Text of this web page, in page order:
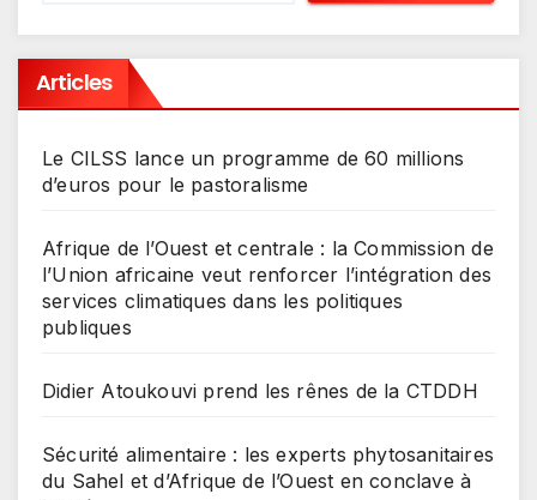
Articles
Le CILSS lance un programme de 60 millions
d’euros pour le pastoralisme
Afrique de l’Ouest et centrale : la Commission de
l’Union africaine veut renforcer l’intégration des
services climatiques dans les politiques
publiques
Didier Atoukouvi prend les rênes de la CTDDH
Sécurité alimentaire : les experts phytosanitaires
du Sahel et d’Afrique de l’Ouest en conclave à